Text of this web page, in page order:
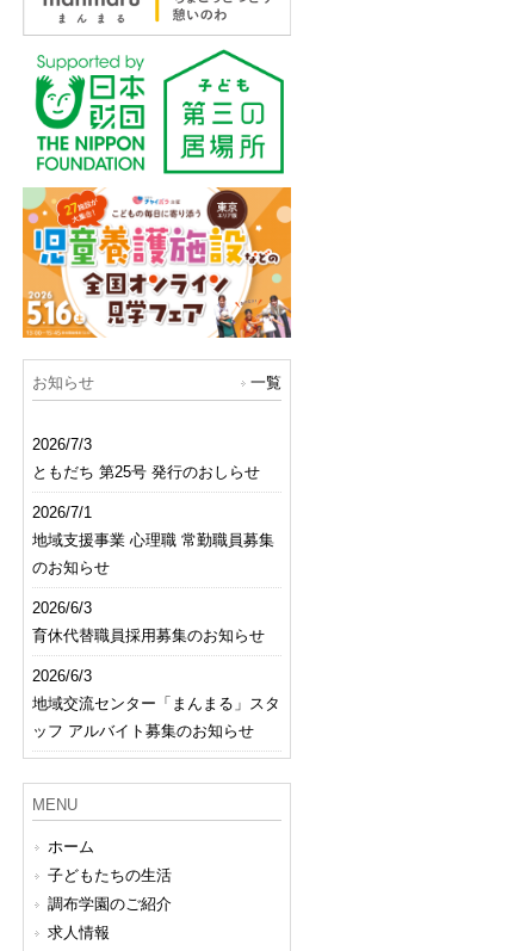
お知らせ 一覧
2026/7/3
ともだち 第25号 発行のおしらせ
2026/7/1
地域支援事業 心理職 常勤職員募集
のお知らせ
2026/6/3
育休代替職員採用募集のお知らせ
2026/6/3
地域交流センター「まんまる」スタ
ッフ アルバイト募集のお知らせ
MENU
ホーム
子どもたちの生活
調布学園のご紹介
求人情報